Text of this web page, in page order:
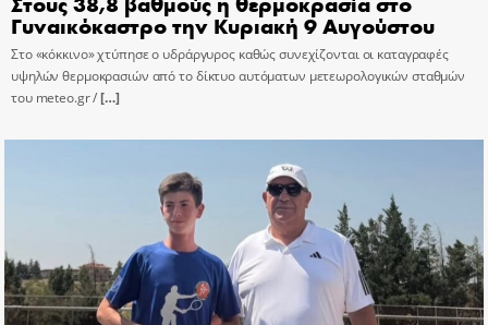
Γυναικόκαστρο την Κυριακή 9 Αυγούστου
Στο «κόκκινο» χτύπησε ο υδράργυρος καθώς συνεχίζονται οι καταγραφές
υψηλών θερμοκρασιών από το δίκτυο αυτόματων μετεωρολογικών σταθμών
του meteo.gr /[…]